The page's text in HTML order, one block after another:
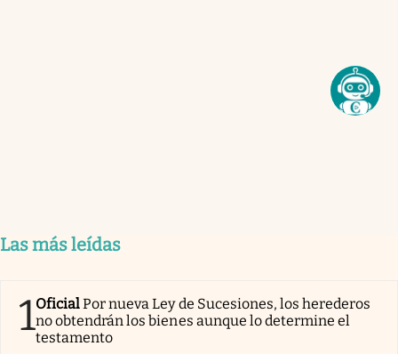
Las más leídas
1OficialPor nueva Ley de Sucesiones, los herederos
no obtendrán los bienes aunque lo determine el
testamento